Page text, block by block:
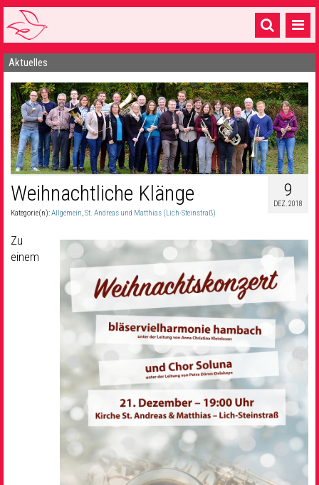
Startseite
1 Pfarrei
16 Gemeinden & mehr
Gottesdienste & Sinnsuche
Gemeinschaft & Soziales
Musik & Kultur
Seelsorge & Kontakt
Aktuelles
9
DEZ. 2018
Weihnachtliche Klänge
Kategorie(n):Allgemein,St. Andreas und Matthias (Lich-Steinstraß)
Zu
einem